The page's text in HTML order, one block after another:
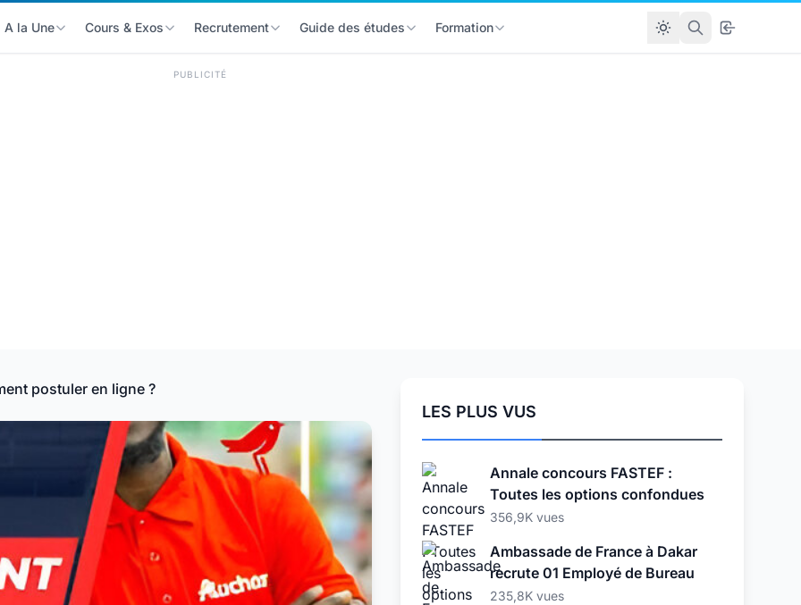
A la Une Cours & Exos Recrutement Guide des études Formation
PUBLICITÉ
postuler en ligne ?
LES PLUS VUS
Annale concours FASTEF :
Toutes les options confondues
356,9K vues
Ambassade de France à Dakar
recrute 01 Employé de Bureau
235,8K vues